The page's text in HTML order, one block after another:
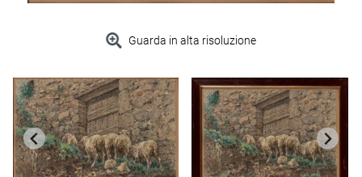
Guarda in alta risoluzione